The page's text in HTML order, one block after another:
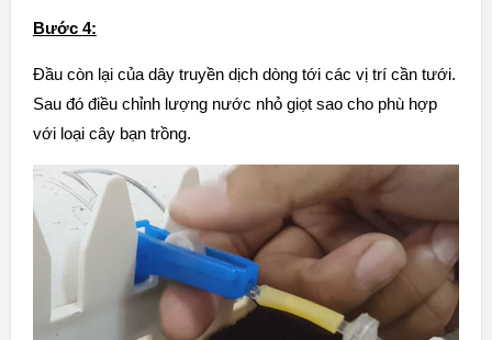
Bước 4:
Đầu còn lại của dây truyền dịch dòng tới các vị trí cần tưới.
Sau đó điều chỉnh lượng nước nhỏ giọt sao cho phù hợp
với loại cây bạn trồng.